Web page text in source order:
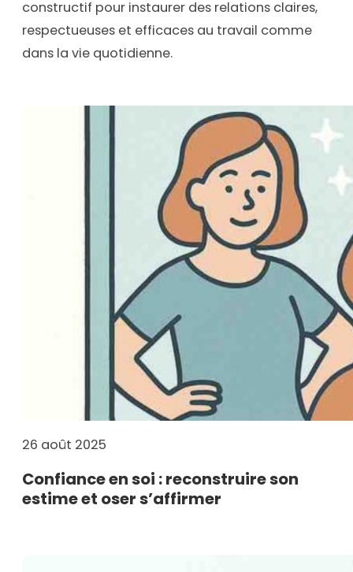
constructif pour instaurer des relations claires,
respectueuses et efficaces au travail comme
dans la vie quotidienne.
26 août 2025
Confiance en soi : reconstruire son
estime et oser s’affirmer